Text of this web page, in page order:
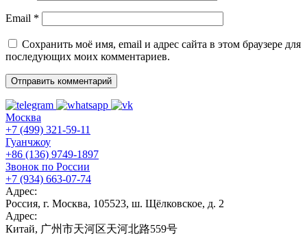
Email *
Сохранить моё имя, email и адрес сайта в этом браузере для
последующих моих комментариев.
Москва
+7 (499) 321-59-11
Гуанчжоу
+86 (136) 9749-1897
Звонок по России
+7 (934) 663-07-74
Адрес:
Россия, г. Москва, 105523, ш. Щёлковское, д. 2
Адрес:
Китай, 广州市天河区天河北路559号